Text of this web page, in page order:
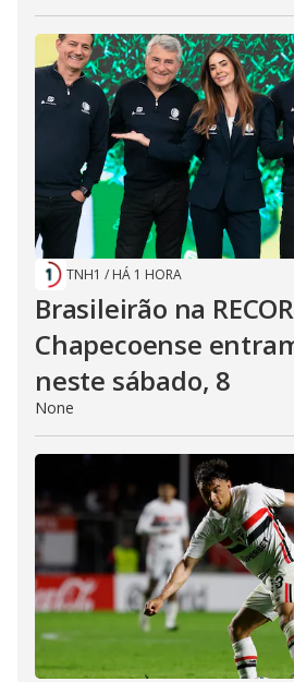
TNH1 / HÁ 1 HORA
Brasileirão na
Chapecoense
neste sábado, 8
None